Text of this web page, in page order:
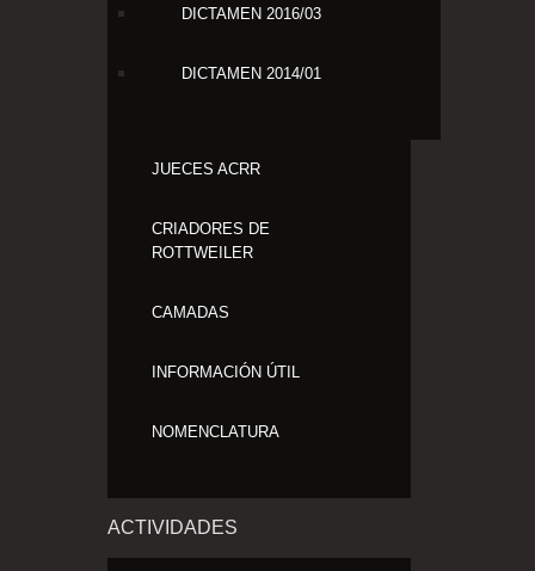
DICTAMEN 2016/03
DICTAMEN 2014/01
JUECES ACRR
CRIADORES DE
ROTTWEILER
CAMADAS
INFORMACIÓN ÚTIL
NOMENCLATURA
ACTIVIDADES